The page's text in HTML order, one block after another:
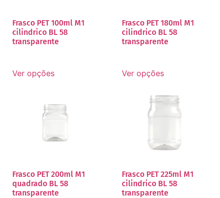
Frasco PET 100ml M1
cilindrico BL 58
transparente
Ver opções
Frasco PET 180ml M1
cilindrico BL 58
transparente
Ver opções
Frasco PET 200ml M1
quadrado BL 58
transparente
Frasco PET 225ml M1
cilindrico BL 58
transparente